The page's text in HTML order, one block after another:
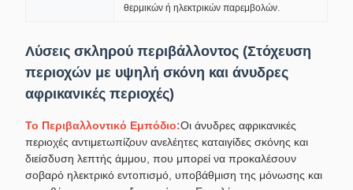
θερμικών ή ηλεκτρικών παρεμβολών.
Λύσεις σκληρού περιβάλλοντος (Στόχευση
περιοχών με υψηλή σκόνη και άνυδρες
αφρικανικές περιοχές)
Το Περιβαλλοντικό Εμπόδιο:Οι άνυδρες αφρικανικές
περιοχές αντιμετωπίζουν ανελέητες καταιγίδες σκόνης και
διείσδυση λεπτής άμμου, που μπορεί να προκαλέσουν
σοβαρό ηλεκτρικό εντοπισμό, υποβάθμιση της μόνωσης και